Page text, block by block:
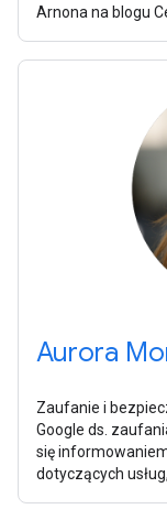
Arnona na blogu
Aurora
Zaufanie i
Google ds.
się
dotyczących